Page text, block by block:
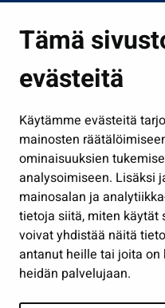
Tämä
evästeitä
Käytämme evästeitä
mainosten
ominaisuuksien
analysoimiseen. Lisäksi
mainosalan ja
tietoja siitä, miten käytät
voivat yhdistää näitä
antanut heille tai joita
heidän palvelujaan.
Kasvatus ja opetus
Kulttuuri ja liikunta
Työ ja yrittäminen
Osallistu ja asioi
Näytä omat
Seuraa meitä